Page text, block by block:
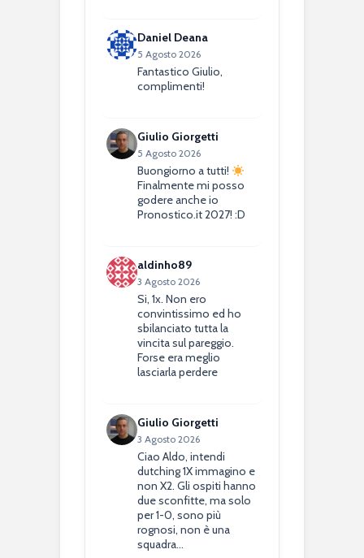
Daniel Deana
5 Agosto 2026
Fantastico Giulio,
complimenti!
Giulio Giorgetti
5 Agosto 2026
Buongiorno a tutti!
Finalmente mi posso
godere anche io
Pronostico.it 2027! :D
aldinho89
3 Agosto 2026
Si, 1x. Non ero
convintissimo ed ho
sbilanciato tutta la
vincita sul pareggio.
Forse era meglio
lasciarla perdere
Giulio Giorgetti
3 Agosto 2026
Ciao Aldo, intendi
dutching 1X immagino e
non X2. Gli ospiti hanno
due sconfitte, ma solo
per 1-0, sono più
rognosi, non è una
squadra…